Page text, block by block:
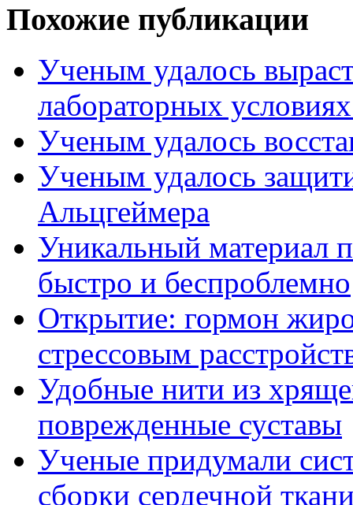
Похожие публикации
Ученым удалось
лабораторных
Ученым удалось
Ученым удалось
Альцгеймера
Уникальный материал
быстро и беспроблемно
Открытие: гормон
стрессовым
Удобные нити из
поврежденные суставы
Ученые придумали
сборки сердечной